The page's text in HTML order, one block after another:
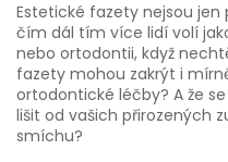
Estetické fazety nejsou jen
čím dál tím více lidí volí
nebo ortodontii, když
fazety mohou zakrýt i
ortodontické léčby? A že
lišit od vašich přirozených
smíchu?